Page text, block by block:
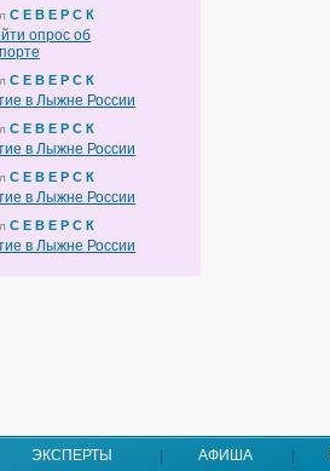
С Е В Е Р С К
опрос об
С Е В Е Р С К
в Лыжне России
С Е В Е Р С К
в Лыжне России
С Е В Е Р С К
в Лыжне России
С Е В Е Р С К
в Лыжне России
ЭКСПЕРТЫ АФИША